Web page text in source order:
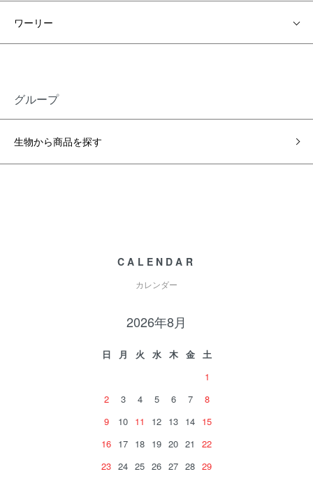
ワーリー
グループ
生物から商品を探す
CALENDAR
カレンダー
2026年8月
日 月 火 水 木 金
土
1
2
3 4 5 6 7
8
9
10 11 12 13 14 15
16 17 18 19 20 21
22
23 24 25 26 27 28 29